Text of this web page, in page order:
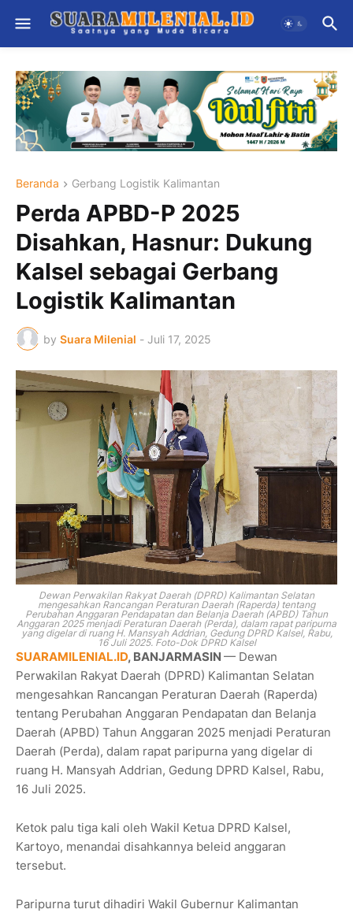
Beranda Gerbang Logistik Kalimantan
Perda APBD-P 2025
Disahkan, Hasnur: Dukung
Kalsel sebagai Gerbang
Logistik Kalimantan
by Suara Milenial - Juli 17, 2025
Dewan Perwakilan Rakyat Daerah (DPRD) Kalimantan Selatan
mengesahkan Rancangan Peraturan Daerah (Raperda) tentang
Perubahan Anggaran Pendapatan dan Belanja Daerah (APBD) Tahun
Anggaran 2025 menjadi Peraturan Daerah (Perda), dalam rapat paripurna
yang digelar di ruang H. Mansyah Addrian, Gedung DPRD Kalsel, Rabu,
16 Juli 2025. Foto-Dok DPRD Kalsel
SUARAMILENIAL.ID, BANJARMASIN — Dewan
Perwakilan Rakyat Daerah (DPRD) Kalimantan Selatan
mengesahkan Rancangan Peraturan Daerah (Raperda)
tentang Perubahan Anggaran Pendapatan dan Belanja
Daerah (APBD) Tahun Anggaran 2025 menjadi Peraturan
Daerah (Perda), dalam rapat paripurna yang digelar di
ruang H. Mansyah Addrian, Gedung DPRD Kalsel, Rabu,
16 Juli 2025.
Ketok palu tiga kali oleh Wakil Ketua DPRD Kalsel,
Kartoyo, menandai disahkannya beleid anggaran
tersebut.
Paripurna turut dihadiri Wakil Gubernur Kalimantan